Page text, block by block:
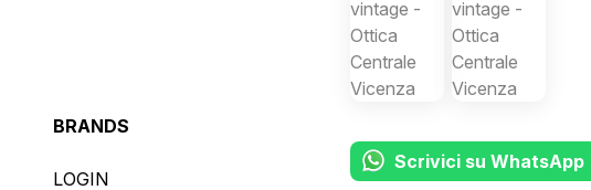
BRANDS
LOGIN
Scrivici su WhatsApp